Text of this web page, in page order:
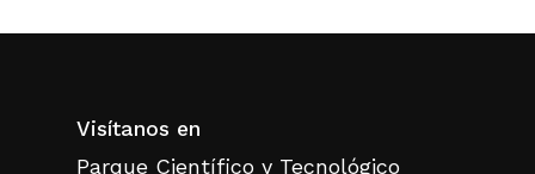
Visítanos en
Parque Científico y Tecnológico